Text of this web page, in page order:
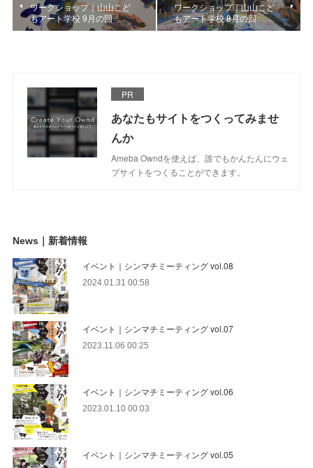
ワークショップ｜山山こど
もアート学校 9月の回
ワークショップ｜山山こど
もアート学校 8月の回
PR
あなたもサイトをつくってみませ
んか
Ameba Owndを使えば、誰でもかんたんにウェ
ブサイトをつくることができます。
News｜新着情報
イベント｜シンマチミーティング vol.08
2024.01.31 00:58
イベント｜シンマチミーティング vol.07
2023.11.06 00:25
イベント｜シンマチミーティング vol.06
2023.01.10 00:03
イベント｜シンマチミーティング vol.05